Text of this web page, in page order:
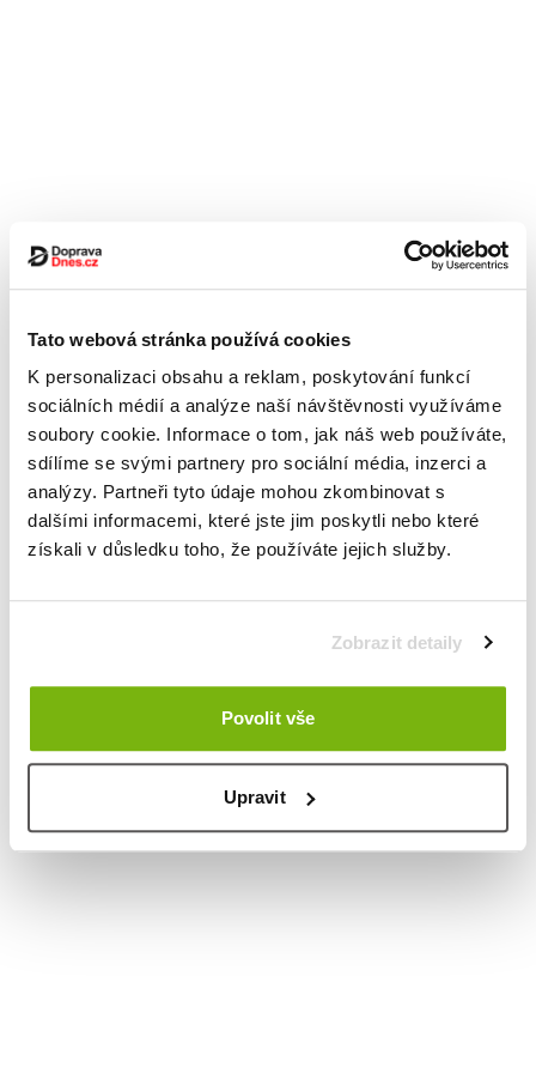
Tato webová stránka používá cookies
K personalizaci obsahu a reklam, poskytování funkcí
sociálních médií a analýze naší návštěvnosti využíváme
soubory cookie. Informace o tom, jak náš web používáte,
sdílíme se svými partnery pro sociální média, inzerci a
analýzy. Partneři tyto údaje mohou zkombinovat s
dalšími informacemi, které jste jim poskytli nebo které
získali v důsledku toho, že používáte jejich služby.
Zobrazit detaily
Povolit vše
Upravit